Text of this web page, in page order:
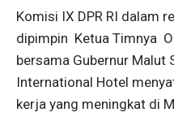
Komisi IX DPR RI dalam
dipimpin Ketua Timnya
bersama Gubernur Malut
International Hotel
kerja yang meningkat di